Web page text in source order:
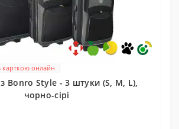
карткою онлайн
Bonro Style - 3 штуки (S, M, L),
чорно-сірі